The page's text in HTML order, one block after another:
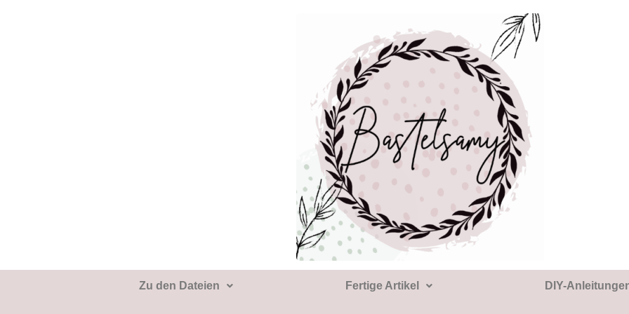
Zu den Dateien Fertige Artikel DIY-